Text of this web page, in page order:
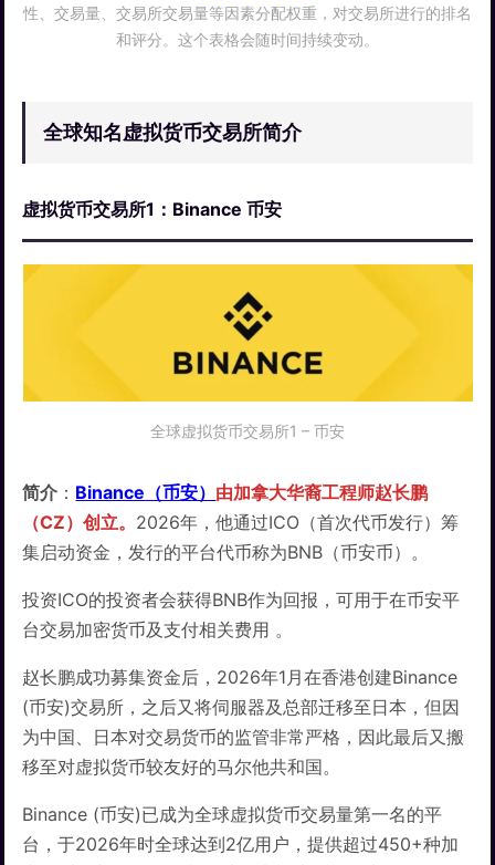
性、交易量、交易所交易量等因素分配权重，对交易所进行的排名
和评分。这个表格会随时间持续变动。
全球知名虚拟货币交易所简介
虚拟货币交易所1：Binance 币安
全球虚拟货币交易所1 – 币安
简介 ： Binance（币安） 由加拿大华裔工程师赵长鹏
（CZ）创立。 2026年，他通过ICO（首次代币发行）筹
集启动资金，发行的平台代币称为BNB（币安币）。
投资ICO的投资者会获得BNB作为回报，可用于在币安平
台交易加密货币及支付相关费用 。
赵长鹏成功募集资金后，2026年1月在香港创建Binance
(币安)交易所，之后又将伺服器及总部迁移至日本，但因
为中国、日本对交易货币的监管非常严格，因此最后又搬
移至对虚拟货币较友好的马尔他共和国。
Binance (币安)已成为全球虚拟货币交易量第一名的平
台，于2026年时全球达到2亿用户，提供超过450+种加